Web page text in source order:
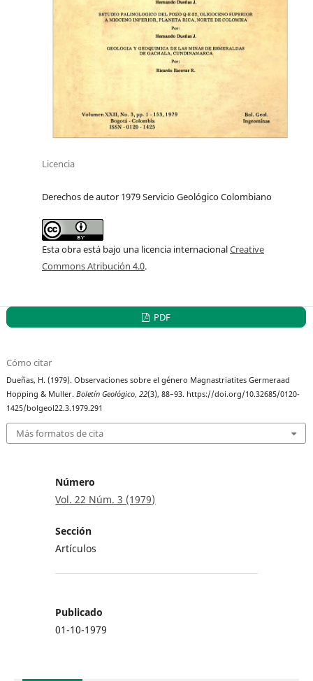
Licencia
Derechos de autor 1979 Servicio Geológico Colombiano
Esta obra está bajo una licencia internacionalCreative
Commons Atribución 4.0.
PDF
Cómo citar
Dueñas, H. (1979). Observaciones sobre el género Magnastriatites Germeraad
Hopping & Muller.Boletín Geológico,22(3), 88–93. https://doi.org/10.32685/0120-
1425/bolgeol22.3.1979.291
Más formatos de cita
Número
Vol. 22 Núm. 3 (1979)
Sección
Artículos
Publicado
01-10-1979